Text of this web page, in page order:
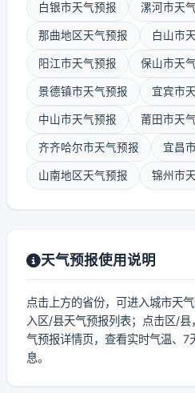
白银市天气预报 漯河市天
那曲地区天气预报 白山市
阳江市天气预报 保山市天
景德镇市天气预报 宜宾市
中山市天气预报 莆田市天
齐齐哈尔市天气预报 宜昌
山南地区天气预报 锦州市
天气预报使用说明
点击上方的省份，可进入城市天
入区/县天气预报列表；点击区/
气预报详情页，查看实时气温、7
息。